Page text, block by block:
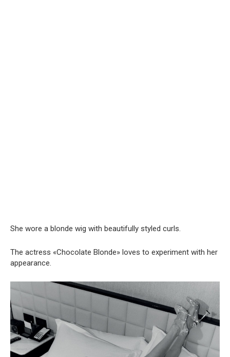
She wore a blonde wig with beautifully styled curls.
The actress «Chocolate Blonde» loves to experiment with her
appearance.